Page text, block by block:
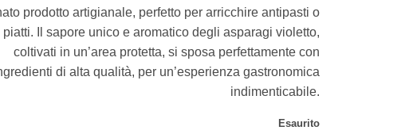
prodotto artigianale, perfetto per arricchire antipasti o
piatti. Il sapore unico e aromatico degli asparagi violetto,
coltivati in un’area protetta, si sposa perfettamente con
di alta qualità, per un’esperienza gastronomica
indimenticabile.
Esaurito